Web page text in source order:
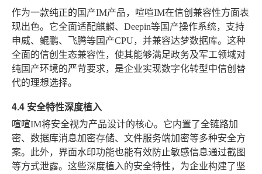
作为一款纯正的国产IM产品，喧喧IM在信创兼容性方面表
现出色。它全面适配麒麟、Deepin等国产操作系统，支持
申威、鲲鹏、飞腾等国产CPU，并兼容达梦数据库。这种
全面的信创生态兼容性，使其能够满足政务及军工领域对
纯国产环境的严苛要求，是企业实现数字化转型中信创替
代的理想选择。
4.4 安全特性深度植入
喧喧IM将安全视为产品设计的核心。它内置了全链路加
密、数据库消息加密存储、文件服务端加密等多种安全方
案。此外，界面水印功能也能有效防止敏感信息通过截图
等方式泄露。这些深度植入的安全特性，为企业构建了坚